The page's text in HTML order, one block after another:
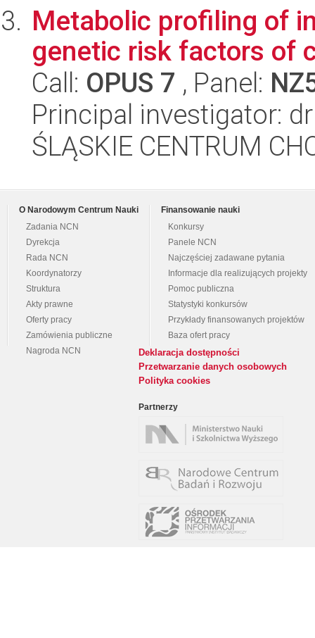
Metabolic profiling of
genetic risk factors of
Call: OPUS 7 , Panel:
Principal investigator:
ŚLĄSKIE CENTRUM
O Narodowym Centrum Nauki
Zadania NCN
Dyrekcja
Rada NCN
Koordynatorzy
Struktura
Akty prawne
Oferty pracy
Zamówienia publiczne
Nagroda NCN
Finansowanie nauki
Konkursy
Panele NCN
Najczęściej zadawane pytania
Informacje dla realizujących projekty
Pomoc publiczna
Statystyki konkursów
Przykłady finansowanych projektów
Baza ofert pracy
Deklaracja dostępności
Przetwarzanie danych osobowych
Polityka cookies
Partnerzy